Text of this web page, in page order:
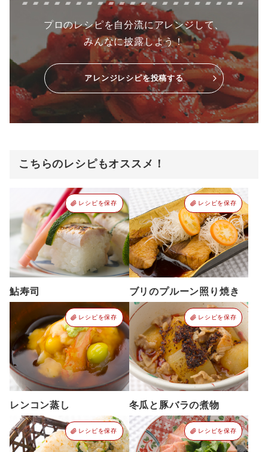
プロのレシピを自分流にアレンジして、
みんなに披露しよう！
アレンジレシピを投稿する
こちらのレシピもオススメ！
レシピを保存
鮎寿司
レシピを保存
ブリのプルーン照り焼き
レシピを保存
レンコン蒸し
レシピを保存
冬瓜と豚バラの煮物
レシピを保存 レシピを保存